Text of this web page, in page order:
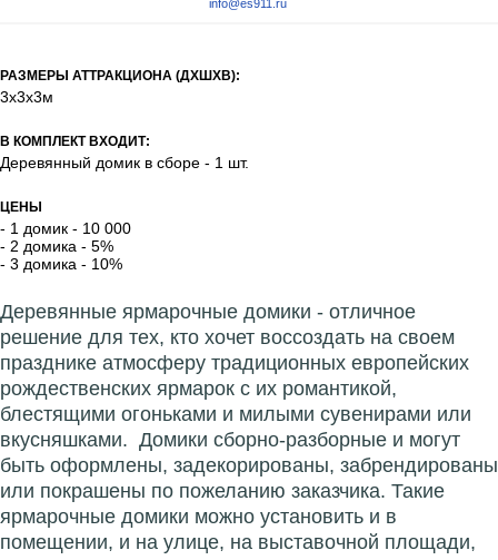
Telegram
3х3х3м
Деревянный домик в сборе - 1 шт.
ЦЕНЫ
- 2 домика - 5%
- 3 домика - 10%
Деревянные ярмарочные домики - отличное
решение для тех, кто хочет воссоздать на своем
празднике атмосферу традиционных европейских
рождественских ярмарок с их романтикой,
блестящими огоньками и милыми сувенирами или
вкусняшками. Домики сборно-разборные и могут
быть оформлены, задекорированы, забрендированы
или покрашены по пожеланию заказчика. Такие